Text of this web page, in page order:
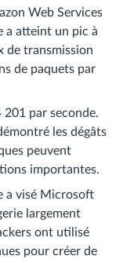
Web Services
a atteint un pic à
de transmission
de paquets par
201 par seconde.
les dégâts
peuvent
importantes.
a visé Microsoft
largement
ont utilisé
pour créer de